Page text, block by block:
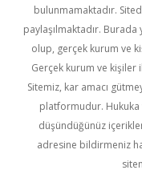
bulunmamaktadır.
paylaşılmaktadır.
olup, gerçek kurum ve
Gerçek kurum ve
Sitemiz, kar amacı
platformudur. Hukuka
düşündüğünüz
adresine bildirmeniz